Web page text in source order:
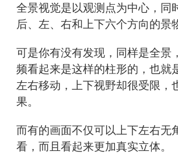
全景视觉是以观测点为中心，同
后、左、右和上下六个方向的景
可是你有没有发现，同样是全景
频看起来是这样的柱形的，也就
左右移动，上下视野却很受限，
果。
而有的画面不仅可以上下左右无
看，而且看起来更加真实立体。